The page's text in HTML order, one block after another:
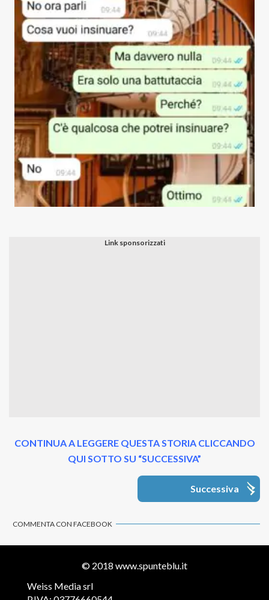
CONTINUA A LEGGERE QUESTA STORIA CLICCANDO
QUI SOTTO SU “SUCCESSIVA”
Successiva
COMMENTA CON FACEBOOK
© 2018 www.spunteblu.it
Weiss Media srl